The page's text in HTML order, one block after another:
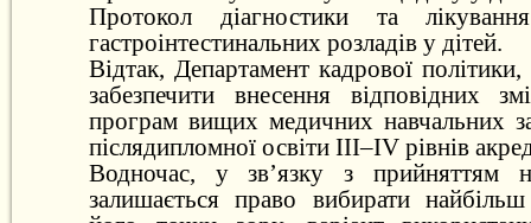
Протокол діагностики та
гастроінтестинальних розладів у дітей.
Відтак, Департамент кадрової
забезпечити внесення відповідних
програм вищих медичних навчальних
післядипломної освіти III–ІV рівнів
Водночас, у зв’язку з прийняттям
залишається право вибирати